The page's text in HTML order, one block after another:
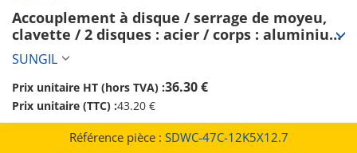
Accouplement à disque / serrage de moyeu,
clavette / 2 disques : acier / corps : aluminium
/ SDWC / SUNGIL (SDWC-47C-12K5X12.7)
SUNGIL
Prix unitaire HT (hors TVA) :36.30 €
Prix unitaire (TTC) :43.20 €
Référence pièce : SDWC-47C-12K5X12.7